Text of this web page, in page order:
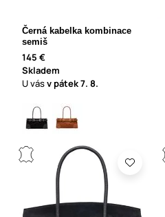
Černá kabelka kombinace
semiš
145 €
Skladem
U vásv pátek7. 8.